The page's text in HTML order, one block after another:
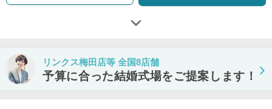
リンクス梅田店等 全国8店舗
予算に合った結婚式場をご提案します！